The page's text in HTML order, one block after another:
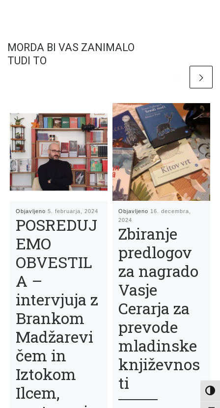
MORDA BI VAS ZANIMALO
TUDI TO
Objavljeno5. februarja, 2024
POSREDUJ
EMO
OBVESTIL
A –
intervjuja z
Brankom
Madžarevi
čem in
Iztokom
Ilcem,
Objavljeno 16. decembra,
2024
Zbiranje
predlogov
za nagrado
Vasje
Cerarja za
prevode
mladinske
književnos
ti